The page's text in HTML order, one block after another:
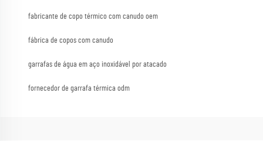
fabricante de copo térmico com canudo oem
fábrica de copos com canudo
garrafas de água em aço inoxidável por atacado
fornecedor de garrafa térmica odm